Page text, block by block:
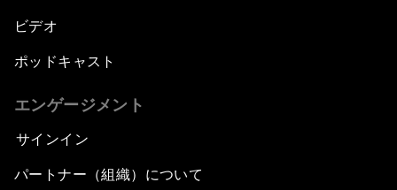
ビデオ
ポッドキャスト
エンゲージメント
サインイン
パートナー（組織）について